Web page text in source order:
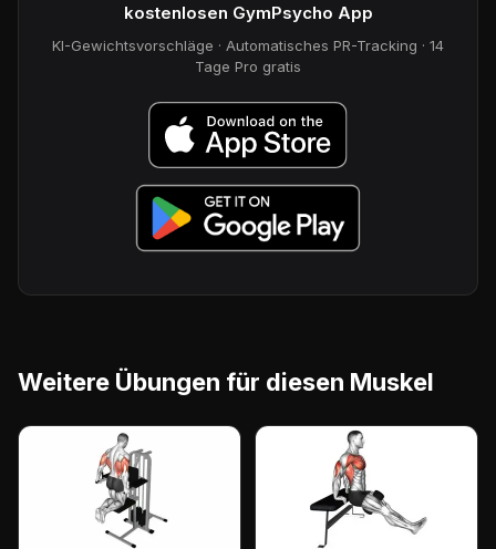
kostenlosen GymPsycho App
KI-Gewichtsvorschläge · Automatisches PR-Tracking · 14
Tage Pro gratis
Weitere Übungen für diesen Muskel